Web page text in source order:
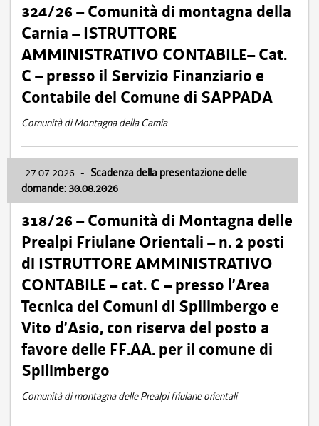
324/26 – Comunità di montagna della
Carnia – ISTRUTTORE
AMMINISTRATIVO CONTABILE– Cat.
C – presso il Servizio Finanziario e
Contabile del Comune di SAPPADA
Comunità di Montagna della Carnia
27.07.2026 - Scadenza della presentazione delle
domande: 30.08.2026
318/26 – Comunità di Montagna delle
Prealpi Friulane Orientali – n. 2 posti
di ISTRUTTORE AMMINISTRATIVO
CONTABILE – cat. C – presso l’Area
Tecnica dei Comuni di Spilimbergo e
Vito d’Asio, con riserva del posto a
favore delle FF.AA. per il comune di
Spilimbergo
Comunità di montagna delle Prealpi friulane orientali